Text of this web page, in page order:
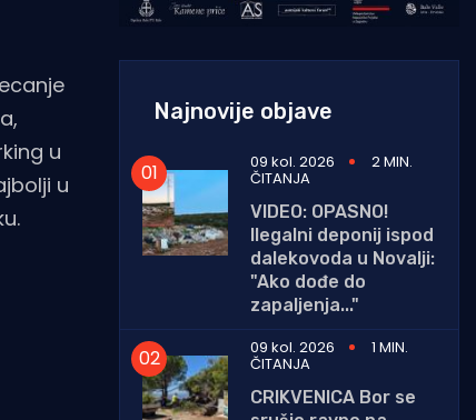
u
u
Najnovije objave
09 kol. 2026 2 MIN.
ČITANJA
VIDEO: OPASNO!
Ilegalni deponij ispod
dalekovoda u Novalji:
"Ako dođe do
zapaljenja..."
09 kol. 2026
1 MIN.
ČITANJA
CRIKVENICA Bor se